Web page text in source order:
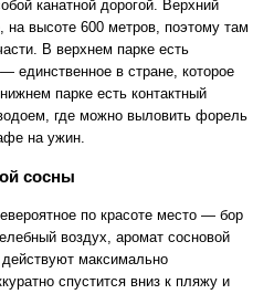
канатной дорогой. Верхний
на высоте 600 метров, поэтому там
В верхнем парке есть
единственное в стране, которое
парке есть контактный
где можно выловить форель
на ужин.
сосны
по красоте место — бор
воздух, аромат сосновой
максимально
спустится вниз к пляжу и